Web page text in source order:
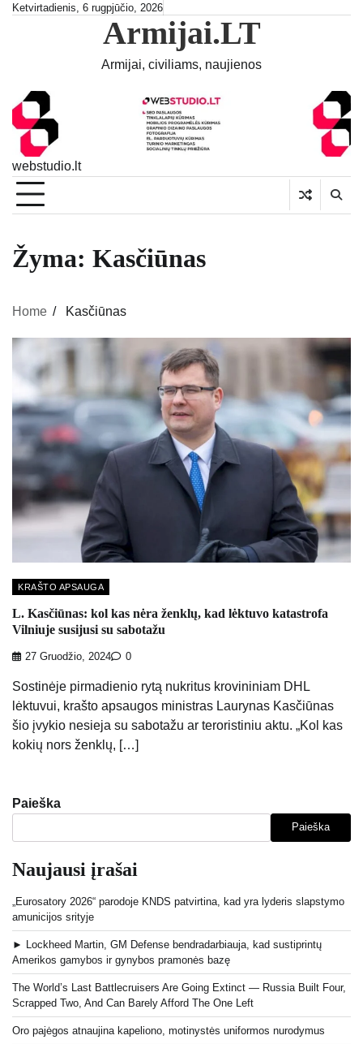
SkipKetvirtadienis, 6 rugpjūčio, 2026
Armijai.LT
Armijai, civiliams, naujienos
webstudio.lt
Žyma: Kasčiūnas
Home Kasčiūnas
KRAŠTO APSAUGA
L. Kasčiūnas: kol kas nėra ženklų, kad lėktuvo katastrofa
Vilniuje susijusi su sabotažu
27 Gruodžio, 2024 0
Sostinėje pirmadienio rytą nukritus krovininiam DHL
lėktuvui, krašto apsaugos ministras Laurynas Kasčiūnas
šio įvykio nesieja su sabotažu ar teroristiniu aktu. „Kol kas
kokių nors ženklų, […]
Paieška
Paieška
Naujausi įrašai
„Eurosatory 2026“ parodoje KNDS patvirtina, kad yra lyderis slapstymo
amunicijos srityje
► Lockheed Martin, GM Defense bendradarbiauja, kad sustiprintų
Amerikos gamybos ir gynybos pramonės bazę
The World’s Last Battlecruisers Are Going Extinct — Russia Built Four,
Scrapped Two, And Can Barely Afford The One Left
Oro pajėgos atnaujina kapeliono, motinystės uniformos nurodymus